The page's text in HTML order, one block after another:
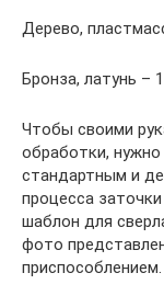
Дерево,
Бронза, латунь –
Чтобы своими
обработки,
стандартным и
процесса
шаблон для
фото
приспособлением.